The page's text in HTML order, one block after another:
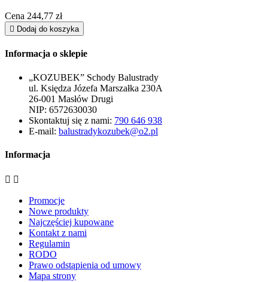
Cena 244,77 zł
 Dodaj do koszyka
Informacja o sklepie
„KOZUBEK” Schody Balustrady
ul. Księdza Józefa Marszałka 230A
26-001 Masłów Drugi
NIP: 6572630030
Skontaktuj się z nami: 790 646 938
E-mail: balustradykozubek@o2.pl
Informacja
 
Promocje
Nowe produkty
Najczęściej kupowane
Kontakt z nami
Regulamin
RODO
Prawo odstąpienia od umowy
Mapa strony